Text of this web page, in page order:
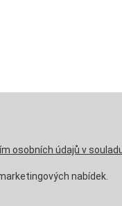
osobních údajů v souladu
nabídek.